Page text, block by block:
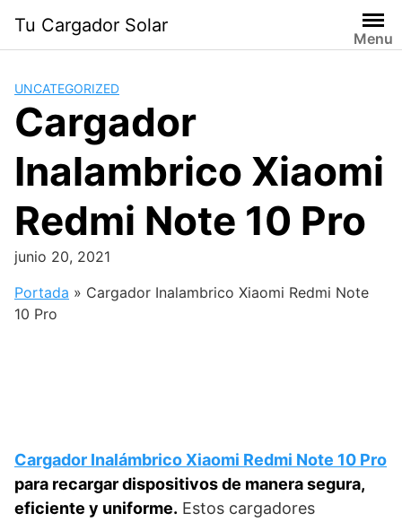
contenido
Tu Cargador Solar
Menu
UNCATEGORIZED
Cargador
Inalambrico Xiaomi
Redmi Note 10 Pro
junio 20, 2021
Portada » Cargador Inalambrico Xiaomi Redmi Note
10 Pro
Cargador Inalámbrico Xiaomi Redmi Note 10 Pro
para recargar dispositivos de manera segura,
eficiente y uniforme. Estos cargadores